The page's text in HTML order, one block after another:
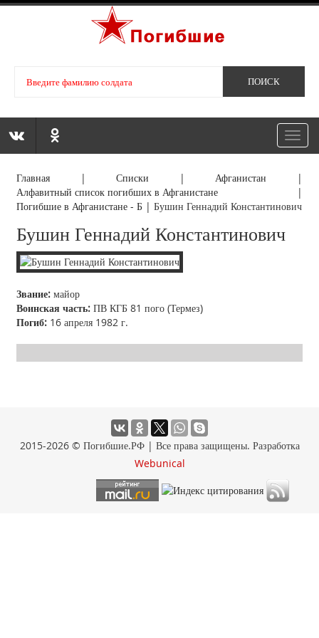
Главная |Списки | Афганистан |
Алфавитный список погибших в Афганистане |
Погибшие в Афганистане - Б |Бушин Геннадий Константинович
Бушин Геннадий Константинович
Звание: майор
Воинская часть: ПВ КГБ 81 пого (Термез)
Погиб: 16 апреля 1982 г.
2015-2026 © Погибшие.РФ | Все права защищены. Разработка
Webunical